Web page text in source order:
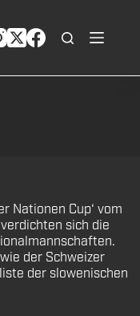
Nationen Cup‘ vom
sich die
der Schweizer
der slowenischen